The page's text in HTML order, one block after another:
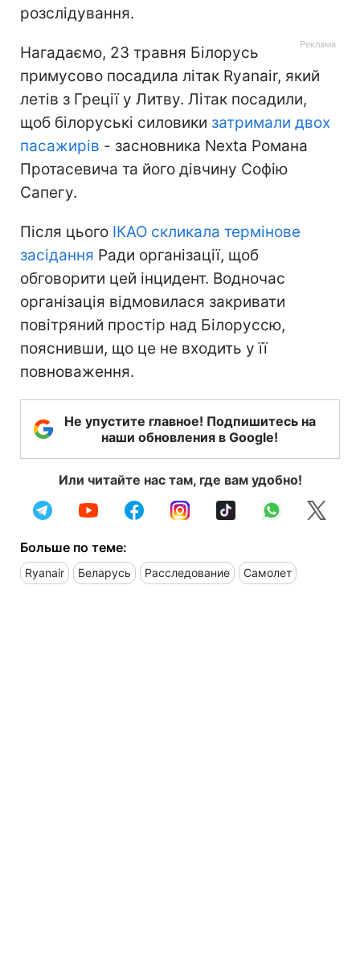
розслідування.
Нагадаємо, 23 травня Білорусь
примусово посадила літак Ryanair, який
летів з Греції у Литву. Літак посадили,
щоб білоруські силовики затримали двох
пасажирів - засновника Nexta Романа
Протасевича та його дівчину Софію
Сапегу.
Після цього ІКАО скликала термінове
засідання Ради організації, щоб
обговорити цей інцидент. Водночас
організація відмовилася закривати
повітряний простір над Білоруссю,
пояснивши, що це не входить у її
повноваження.
Не упустите главное! Подпишитесь на
наши обновления в Google!
Или читайте нас там, где вам удобно!
Больше по теме:
Ryanair Беларусь Расследование Самолет